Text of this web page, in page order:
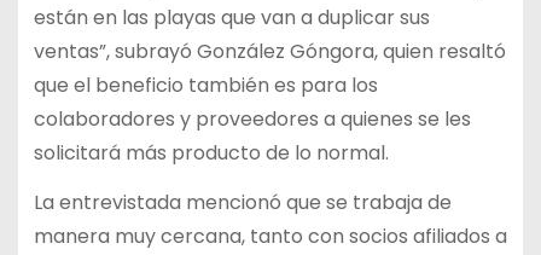
están en las playas que van a duplicar sus
ventas”, subrayó González Góngora, quien resaltó
que el beneficio también es para los
colaboradores y proveedores a quienes se les
solicitará más producto de lo normal.
La entrevistada mencionó que se trabaja de
manera muy cercana, tanto con socios afiliados a